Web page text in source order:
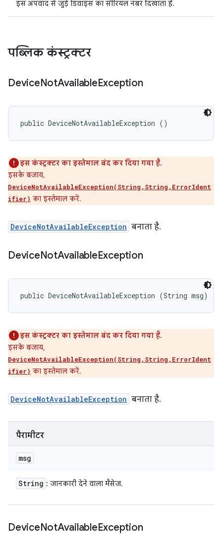
इस अपवाद से जुड़े डिवाइस का सीरियल नंबर दिखाता है.
पब्लिक कंस्ट्रक्टर
DeviceNotAvailableException
public DeviceNotAvailableException ()
इस कंस्ट्रक्टर का इस्तेमाल बंद कर दिया गया है.
इसके बजाय,
DeviceNotAvailableException(String,String,ErrorIdent
ifier) का इस्तेमाल करें.
DeviceNotAvailableException बनाता है.
DeviceNotAvailableException
public DeviceNotAvailableException (String msg)
इस कंस्ट्रक्टर का इस्तेमाल बंद कर दिया गया है.
इसके बजाय,
DeviceNotAvailableException(String,String,ErrorIdent
ifier) का इस्तेमाल करें.
DeviceNotAvailableException बनाता है.
पैरामीटर
msg
String : जानकारी देने वाला मैसेज.
DeviceNotAvailableException